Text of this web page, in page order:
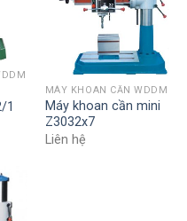
1
MÁY KHOAN CẦN WDDM
Máy khoan cần mini
Z3032x7
Liên hệ